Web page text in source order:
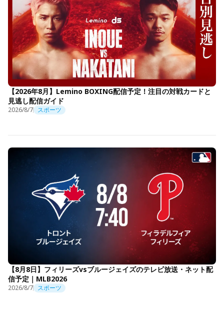
【2026年8月】Lemino BOXING配信予定！注目の対戦カードと
見逃し配信ガイド
2026/8/7 スポーツ
【8月8日】フィリーズvsブルージェイズのテレビ放送・ネット配
信予定｜MLB2026
2026/8/7 スポーツ